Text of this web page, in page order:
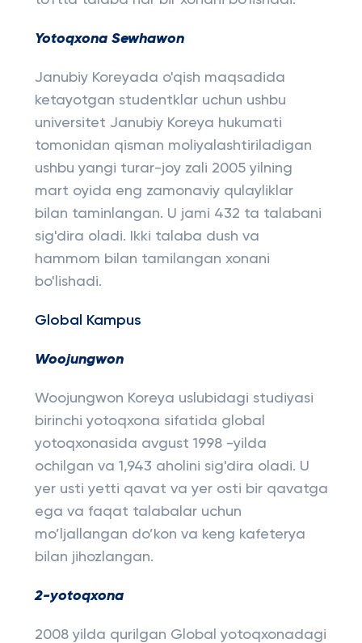
Yotoqxona Sewhawon
Janubiy Koreyada o'qish maqsadida
ketayotgan studentklar uchun ushbu
universitet Janubiy Koreya hukumati
tomonidan qisman moliyalashtiriladigan
ushbu yangi turar-joy zali 2005 yilning
mart oyida eng zamonaviy qulayliklar
bilan taminlangan. U jami 432 ta talabani
sig'dira oladi. Ikki talaba dush va
hammom bilan tamilangan xonani
bo'lishadi.
Global Kampus
Woojungwon
Woojungwon Koreya uslubidagi studiyasi
birinchi yotoqxona sifatida global
yotoqxonasida avgust 1998 -yilda
ochilgan va 1,943 aholini sig'dira oladi. U
yer usti yetti qavat va yer osti bir qavatga
ega va faqat talabalar uchun
mo’ljallangan do’kon va keng kafeterya
bilan jihozlangan.
2-yotoqxona
2008 yilda qurilgan Global yotoqxonadagi